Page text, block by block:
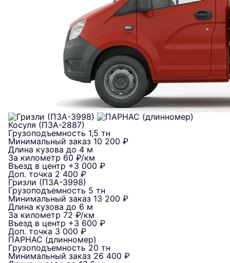
Косуля (ПЗА-2887)
Грузоподъемность 1,5 тн
Минимальный заказ 10 200 ₽
Длина кузова до 4 м
За километр 60 ₽/км
Въезд в центр +3 000 ₽
Доп. точка 2 400 ₽
Гризли (ПЗА-3998)
Грузоподъемность 5 тн
Минимальный заказ 13 200 ₽
Длина кузова до 6 м
За километр 72 ₽/км
Въезд в центр +3 600 ₽
Доп. точка 3 000 ₽
ПАРНАС (длинномер)
Грузоподъемность 20 тн
Минимальный заказ 26 400 ₽